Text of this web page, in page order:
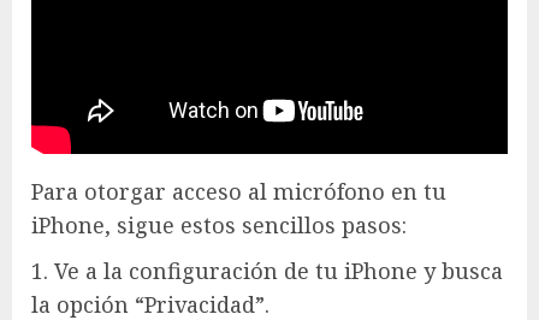
Para otorgar acceso al micrófono en tu
iPhone, sigue estos sencillos pasos:
1. Ve a la configuración de tu iPhone y busca
la opción “Privacidad”.